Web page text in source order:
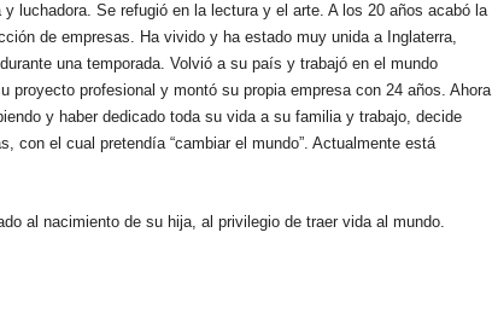
luchadora. Se refugió en la lectura y el arte. A los 20 años acabó la
de empresas. Ha vivido y ha estado muy unida a Inglaterra,
una temporada. Volvió a su país y trabajó en el mundo
proyecto profesional y montó su propia empresa con 24 años. Ahora
y haber dedicado toda su vida a su familia y trabajo, decide
con el cual pretendía “cambiar el mundo”. Actualmente está
al nacimiento de su hija, al privilegio de traer vida al mundo.